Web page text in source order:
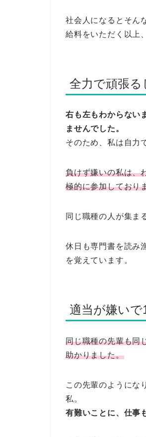
社会人になるとそん
給料をいただく以上
全力で頑張る
右も左もわからない
ませんでした。
そのため、私は自力
負けず嫌いの私は、
極的に参加しており
同じ職種の人が集ま
休日も専門書を読み
を覚えています。
適当が嫌いで
同じ職種の先輩も同
助かりました。
この先輩のようにな
私。
有難いことに、仕事